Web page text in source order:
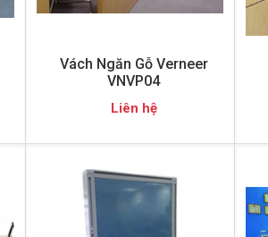
Vách Ngăn Gỗ Verneer
VNVP04
Liên hệ